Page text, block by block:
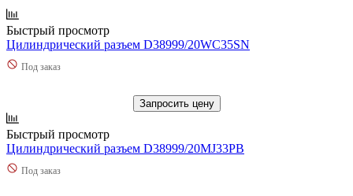
Быстрый просмотр
Цилиндрический разъем D38999/20WC35SN
Под заказ
Запросить цену
Быстрый просмотр
Цилиндрический разъем D38999/20MJ33PB
Под заказ